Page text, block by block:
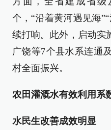
个，“沿着黄河遇见海
续打响。此外，启动实
广饶等7个县水系连通
村全面振兴。
农田灌溉水有效利用系
水民生改善成效明显